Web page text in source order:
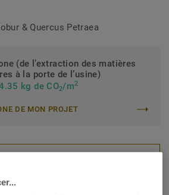
& Quercus Petraea
(de l’extraction des matières
à la porte de l’usine)
kg de CO2/m2
DE MON PROJET